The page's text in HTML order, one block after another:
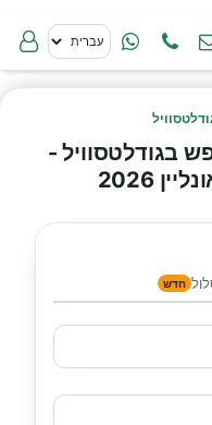
בגודלטסוויל -
2026
חדש